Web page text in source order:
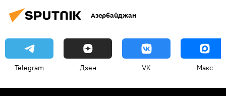
Азербайджан
Telegram Дзен VK Макс